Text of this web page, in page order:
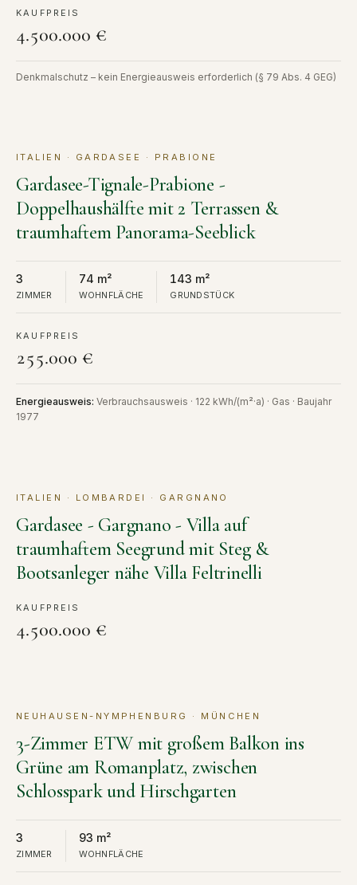
KAUFPREIS
4.500.000 €
Denkmalschutz – kein Energieausweis erforderlich (§ 79 Abs. 4 GEG)
KAUF
ITALIEN · GARDASEE · PRABIONE
Gardasee-Tignale-Prabione -
Doppelhaushälfte mit 2 Terrassen &
traumhaftem Panorama-Seeblick
3
ZIMMER
74 m²
WOHNFLÄCHE
143 m²
GRUNDSTÜCK
KAUFPREIS
255.000 €
Energieausweis: Verbrauchsausweis · 122 kWh/(m²·a) · Gas · Baujahr
1977
KAUF
ITALIEN · LOMBARDEI · GARGNANO
Gardasee - Gargnano - Villa auf
traumhaftem Seegrund mit Steg &
Bootsanleger nähe Villa Feltrinelli
KAUFPREIS
4.500.000 €
KAUF
NEUHAUSEN-NYMPHENBURG · MÜNCHEN
3-Zimmer ETW mit großem Balkon ins
Grüne am Romanplatz, zwischen
Schlosspark und Hirschgarten
3
ZIMMER
93 m²
WOHNFLÄCHE